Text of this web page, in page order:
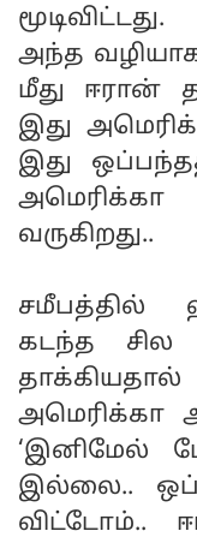
அந்த
மீது ஈரான்
இது
இது
வருகிறது..
சமீபத்தில்
கடந்த
அமெரிக்கா
‘இனிமேல்
இல்லை..
விட்டோம்..